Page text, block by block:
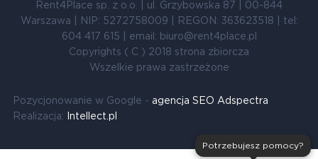
Rent4Place sp. z o.o. | ul. Grzybowska 87 | 00-844
Warszawa | NIP: 5272758009 | REGON: 363623518 | tel:
604 417 615 | email: biuro@rent4place.pl
Copyrights ( C ) 2018 strona zbiorcza
Wszelkie prawa zastrzeżone
Pozycjonowanie w Google - agencja SEO Adspectra
Realizacja:
Intellect.pl
Potrzebujesz pomocy?